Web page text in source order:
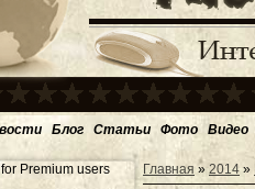
Блог Статьи Фото Видео
Premium users
Главная » 2014 »